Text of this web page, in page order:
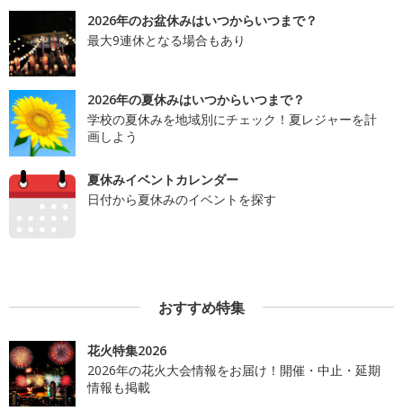
2026年のお盆休みはいつからいつまで？
最大9連休となる場合もあり
2026年の夏休みはいつからいつまで？
学校の夏休みを地域別にチェック！夏レジャーを計
画しよう
夏休みイベントカレンダー
日付から夏休みのイベントを探す
おすすめ特集
花火特集2026
2026年の花火大会情報をお届け！開催・中止・延期
情報も掲載